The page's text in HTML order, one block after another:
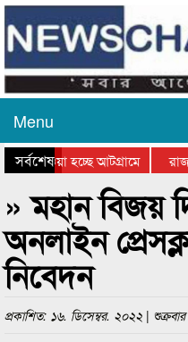
Menu
সর্বশেষ
যাওয়া হচ্ছে আটগ্রামে
পুরস্কার বিতরণ সম্পন্ন
» মহান বিজয়
অনলাইন
নিবেদন
প্রকাশিত: ১৬. ডিসেম্বর. ২০২২ | শুক্রবার